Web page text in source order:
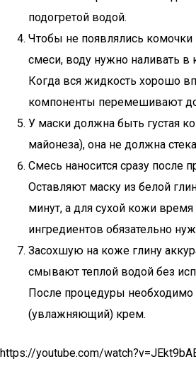
подогретой водой.
Чтобы не появлялись комочки
смеси, воду нужно наливать в
Когда вся жидкость хорошо
компоненты перемешивают
У маски должна быть густая
майонеза), она не должна
Смесь наносится сразу после
Оставляют маску из белой
минут, а для сухой кожи
ингредиентов обязательно
Засохшую на коже глину
смывают теплой водой без
После процедуры необходимо
(увлажняющий) крем.
https://youtube.com/